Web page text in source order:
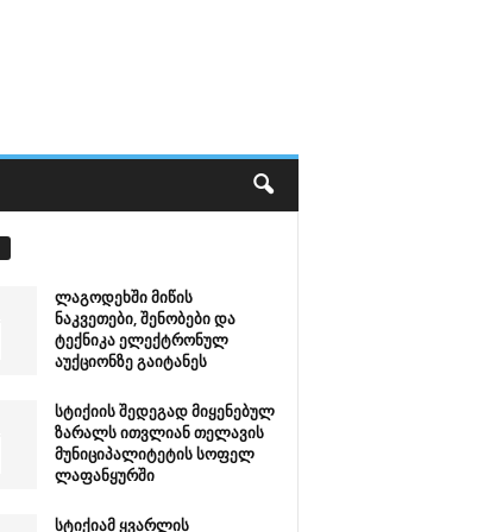
ლაგოდეხში მიწის
ნაკვეთები, შენობები და
ტექნიკა ელექტრონულ
აუქციონზე გაიტანეს
სტიქიის შედეგად მიყენებულ
ზარალს ითვლიან თელავის
მუნიციპალიტეტის სოფელ
ლაფანყურში
სტიქიამ ყვარლის